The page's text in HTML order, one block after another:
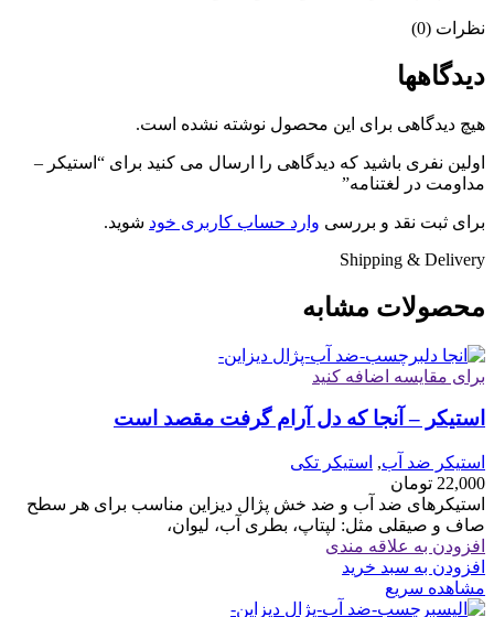
نظرات (0)
دیدگاهها
هیچ دیدگاهی برای این محصول نوشته نشده است.
اولین نفری باشید که دیدگاهی را ارسال می کنید برای “استیکر –
مداومت در لغتنامه”
برای ثبت نقد و بررسی وارد حساب کاربری خود شوید.
Shipping & Delivery
محصولات مشابه
برای مقایسه اضافه کنید
استیکر – آنجا که دل آرام گرفت مقصد است
استیکر ضد آب, استیکر تکی
22,000 تومان
استیکرهای ضد آب و ضد خش پژال دیزاین مناسب برای هر سطح
صاف و صیقلی مثل: لپتاپ، بطری آب، لیوان،
افزودن به علاقه مندی
افزودن به سبد خرید
مشاهده سریع